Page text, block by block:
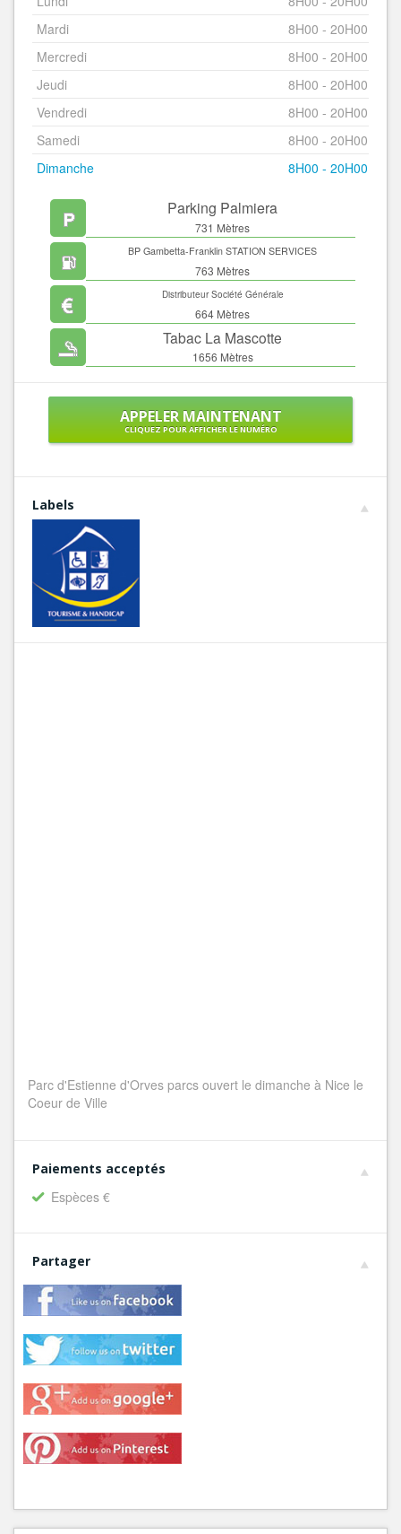
Mardi
8H00 - 20H00
Mercredi
8H00 - 20H00
Jeudi
8H00 - 20H00
Vendredi
8H00 - 20H00
Samedi
8H00 - 20H00
Dimanche
8H00 - 20H00
Parking Palmiera
731 Mètres
BP Gambetta-Franklin STATION SERVICES
763 Mètres
Distributeur Société Générale
664 Mètres
Tabac La Mascotte
1656 Mètres
APPELER MAINTENANT
CLIQUEZ POUR AFFICHER LE NUMÉRO
Labels
Parc d'Estienne d'Orves parcs ouvert le dimanche à Nice le
Coeur de Ville
Paiements acceptés
Espèces €
Partager